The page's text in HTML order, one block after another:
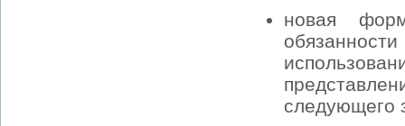
новая
следующего